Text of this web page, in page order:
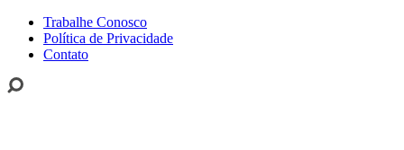
Trabalhe Conosco
Política de Privacidade
Contato